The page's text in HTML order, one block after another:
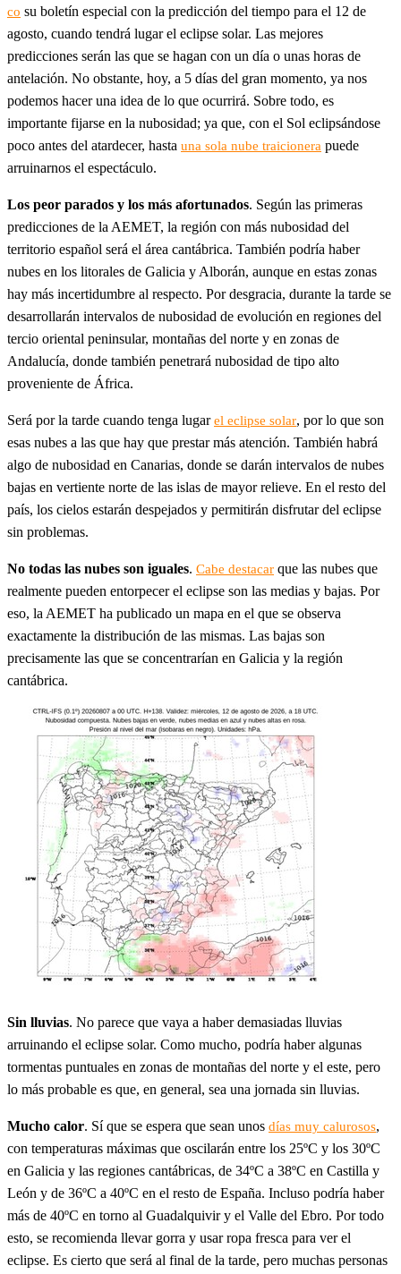
co su boletín especial con la predicción del tiempo para el 12 de
agosto, cuando tendrá lugar el eclipse solar. Las mejores
predicciones serán las que se hagan con un día o unas horas de
antelación. No obstante, hoy, a 5 días del gran momento, ya nos
podemos hacer una idea de lo que ocurrirá. Sobre todo, es
importante fijarse en la nubosidad; ya que, con el Sol eclipsándose
poco antes del atardecer, hasta una sola nube traicionera puede
arruinarnos el espectáculo.
Los peor parados y los más afortunados. Según las primeras
predicciones de la AEMET, la región con más nubosidad del
territorio español será el área cantábrica. También podría haber
nubes en los litorales de Galicia y Alborán, aunque en estas zonas
hay más incertidumbre al respecto. Por desgracia, durante la tarde se
desarrollarán intervalos de nubosidad de evolución en regiones del
tercio oriental peninsular, montañas del norte y en zonas de
Andalucía, donde también penetrará nubosidad de tipo alto
proveniente de África.
Será por la tarde cuando tenga lugarel eclipse solar, por lo que son
esas nubes a las que hay que prestar más atención. También habrá
algo de nubosidad en Canarias, donde se darán intervalos de nubes
bajas en vertiente norte de las islas de mayor relieve. En el resto del
país, los cielos estarán despejados y permitirán disfrutar del eclipse
sin problemas.
No todas las nubes son iguales. Cabe destacar que las nubes que
realmente pueden entorpecer el eclipse son las medias y bajas. Por
eso, la AEMET ha publicado un mapa en el que se observa
exactamente la distribución de las mismas. Las bajas son
precisamente las que se concentrarían en Galicia y la región
cantábrica.
Sin lluvias. No parece que vaya a haber demasiadas lluvias
arruinando el eclipse solar. Como mucho, podría haber algunas
tormentas puntuales en zonas de montañas del norte y el este, pero
lo más probable es que, en general, sea una jornada sin lluvias.
Mucho calor. Sí que se espera que sean unos días muy calurosos,
con temperaturas máximas que oscilarán entre los 25ºC y los 30ºC
en Galicia y las regiones cantábricas, de 34ºC a 38ºC en Castilla y
León y de 36ºC a 40ºC en el resto de España. Incluso podría haber
más de 40ºC en torno al Guadalquivir y el Valle del Ebro. Por todo
esto, se recomienda llevar gorra y usar ropa fresca para ver el
eclipse. Es cierto que será al final de la tarde, pero muchas personas